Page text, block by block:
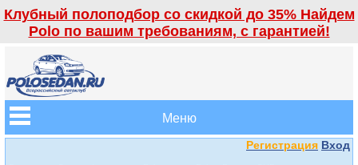
Клубный полоподбор со скидкой до 35% Найдем
Polo по вашим требованиям, с гарантией!
Меню
Регистрация Вход